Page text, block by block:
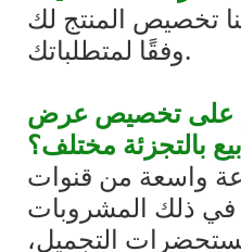
تخصيص المنتج لك
وفقًا لمتطلباتك.
على تخصيص عرض
بيع بالتجزئة مختلف؟
واسعة من قنوات
في ذلك المشروبات
التجميل،